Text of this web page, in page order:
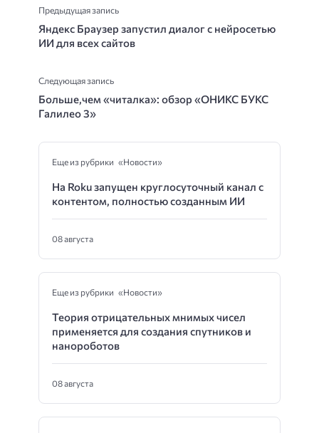
Предыдущая запись
Яндекс Браузер запустил диалог с нейросетью
ИИ для всех сайтов
Следующая запись
Больше,чем «читалка»: обзор «ОНИКС БУКС
Галилео 3»
Еще из рубрики «Новости»
На Roku запущен круглосуточный канал с
контентом, полностью созданным ИИ
08 августа
Еще из рубрики «Новости»
Теория отрицательных мнимых чисел
применяется для создания спутников и
нанороботов
08 августа